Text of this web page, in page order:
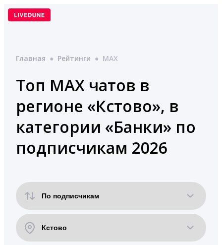
Перейти
Главная ● Рейтинги ● MAX
Топ MAX чатов в
регионе «Кстово», в
категории «Банки» по
подписчикам 2026